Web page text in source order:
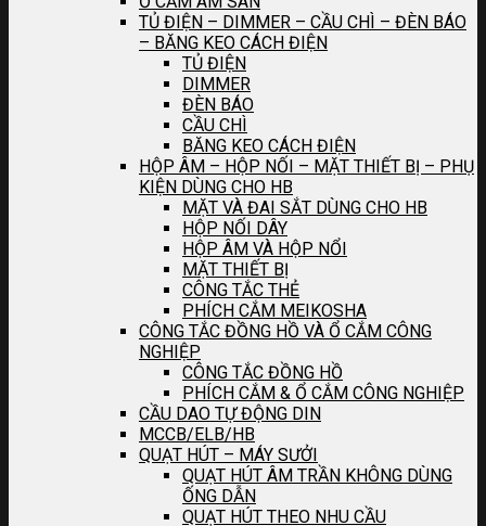
TỦ ĐIỆN – DIMMER – CẦU CHÌ – ĐÈN BÁO
– BĂNG KEO CÁCH ĐIỆN
TỦ ĐIỆN
DIMMER
ĐÈN BÁO
CẦU CHÌ
BĂNG KEO CÁCH ĐIỆN
HỘP ÂM – HỘP NỐI – MẶT THIẾT BỊ – PHỤ
KIỆN DÙNG CHO HB
MẶT VÀ ĐAI SẮT DÙNG CHO HB
HỘP NỐI DÂY
HỘP ÂM VÀ HỘP NỔI
MẶT THIẾT BỊ
CÔNG TẮC THẺ
PHÍCH CẮM MEIKOSHA
CÔNG TẮC ĐỒNG HỒ VÀ Ổ CẮM CÔNG
NGHIỆP
CÔNG TẮC ĐỒNG HỒ
PHÍCH CẮM & Ổ CẮM CÔNG NGHIỆP
CẦU DAO TỰ ĐỘNG DIN
MCCB/ELB/HB
QUẠT HÚT – MÁY SƯỞI
QUẠT HÚT ÂM TRẦN KHÔNG DÙNG
ỐNG DẪN
QUẠT HÚT THEO NHU CẦU